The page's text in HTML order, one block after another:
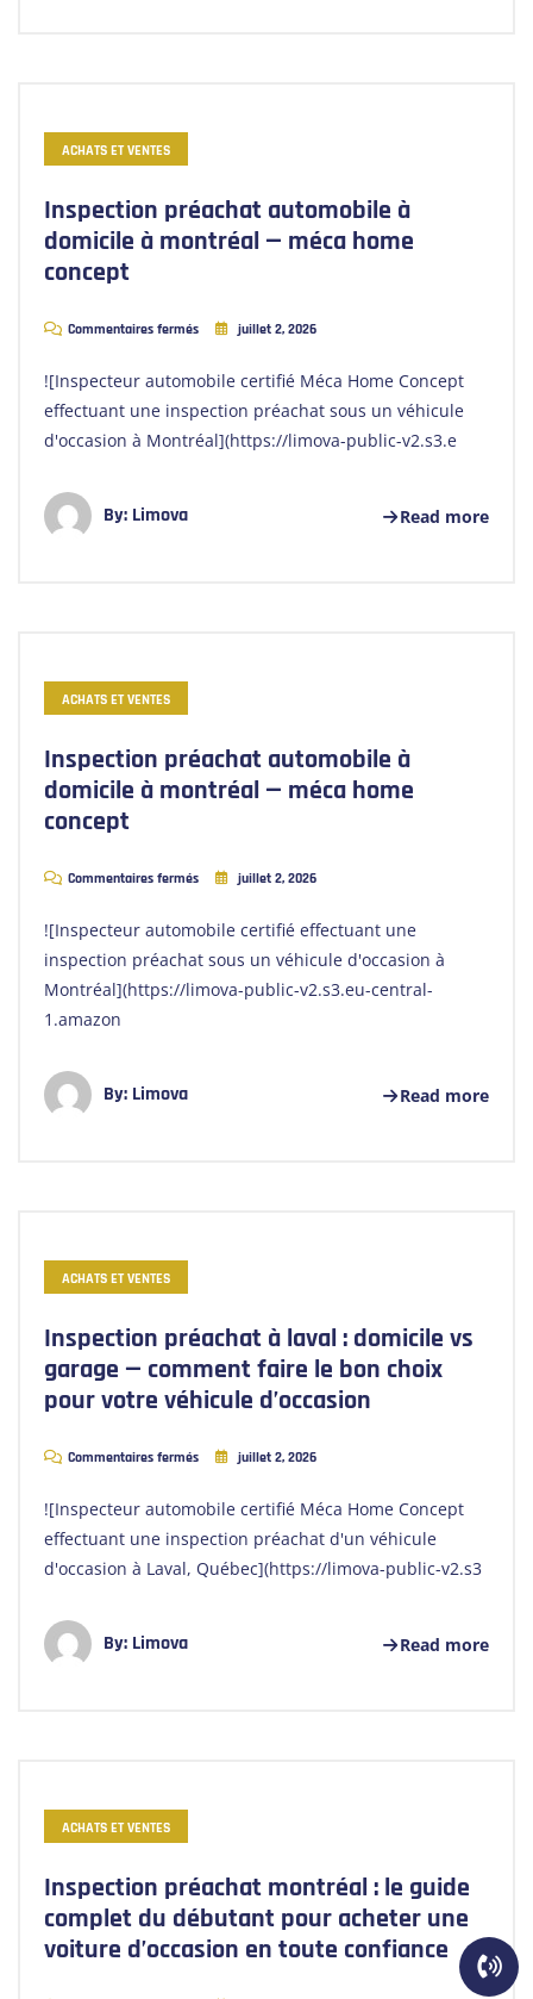
ACHATS ET VENTES
Inspection préachat automobile à
domicile à montréal — méca home
concept
Commentaires fermés juillet 2, 2026
![Inspecteur automobile certifié Méca Home Concept
effectuant une inspection préachat sous un véhicule
d'occasion à Montréal](https://limova-public-v2.s3.e
By: Limova Read more
ACHATS ET VENTES
Inspection préachat automobile à
domicile à montréal — méca home
concept
Commentaires fermés juillet 2, 2026
![Inspecteur automobile certifié effectuant une
inspection préachat sous un véhicule d'occasion à
Montréal](https://limova-public-v2.s3.eu-central-
1.amazon
By: Limova Read more
ACHATS ET VENTES
Inspection préachat à laval : domicile vs
garage — comment faire le bon choix
pour votre véhicule d’occasion
Commentaires fermés juillet 2, 2026
![Inspecteur automobile certifié Méca Home Concept
effectuant une inspection préachat d'un véhicule
d'occasion à Laval, Québec](https://limova-public-v2.s3
By: Limova Read more
ACHATS ET VENTES
Inspection préachat montréal : le guide
complet du débutant pour acheter une
voiture d’occasion en toute confiance